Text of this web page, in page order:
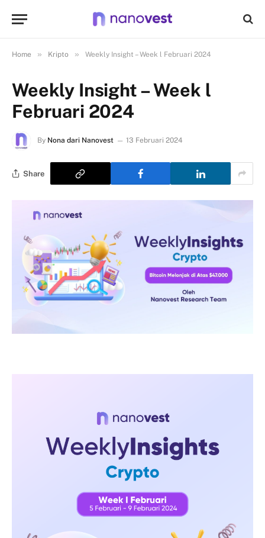
Home » Kripto » Weekly Insight – Week l Februari 2024
Weekly Insight – Week l
Februari 2024
By Nona dari Nanovest 13 Februari 2024
Share